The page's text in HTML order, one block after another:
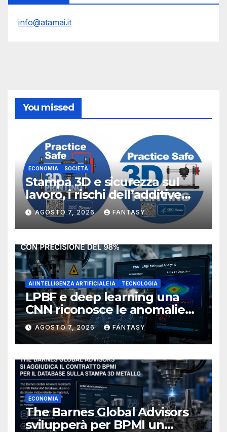
info@atamai.it
You missed
ECONOMIA SOCIETÀ
Stampa 3D e sicurezza sul
lavoro, i rischi dell’additive
manufacturing secondo
NIOSH
AGOSTO 7, 2026 FANTASY
AI INTELLIGENZA ARTIFICIALE IA TECNOLOGIA
LPBF e deep learning una
CNN riconosce le anomalie
del bagno di fusione
AGOSTO 7, 2026 FANTASY
ECONOMIA
The Barnes Global Advisors
svilupperà per BPMI un